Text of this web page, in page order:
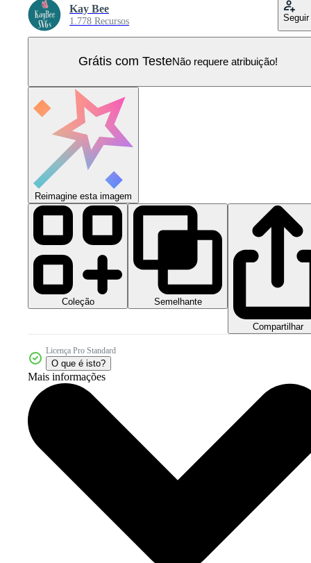
Kay Bee
1.778 Recursos Seguir
Grátis com TesteNão requere atribuição!
Reimagine esta imagem
Coleção Semelhante
Compartilhar
Licença Pro Standard
O que é isto?
Mais informações